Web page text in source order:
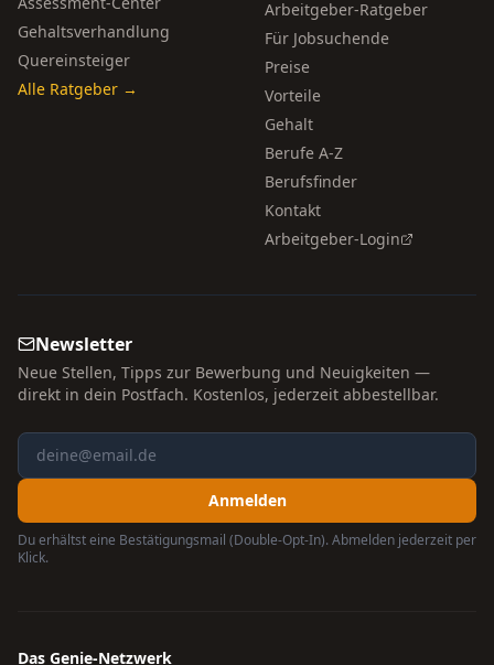
Gehaltsverhandlung
Quereinsteiger
Alle Ratgeber →
Arbeitgeber-Ratgeber
Für Jobsuchende
Preise
Vorteile
Gehalt
Berufe A-Z
Berufsfinder
Kontakt
Arbeitgeber-Login
Newsletter
Neue Stellen, Tipps zur Bewerbung und Neuigkeiten —
direkt in dein Postfach. Kostenlos, jederzeit abbestellbar.
Anmelden
Du erhältst eine Bestätigungsmail (Double-Opt-In). Abmelden jederzeit per
Klick.
Das Genie-Netzwerk